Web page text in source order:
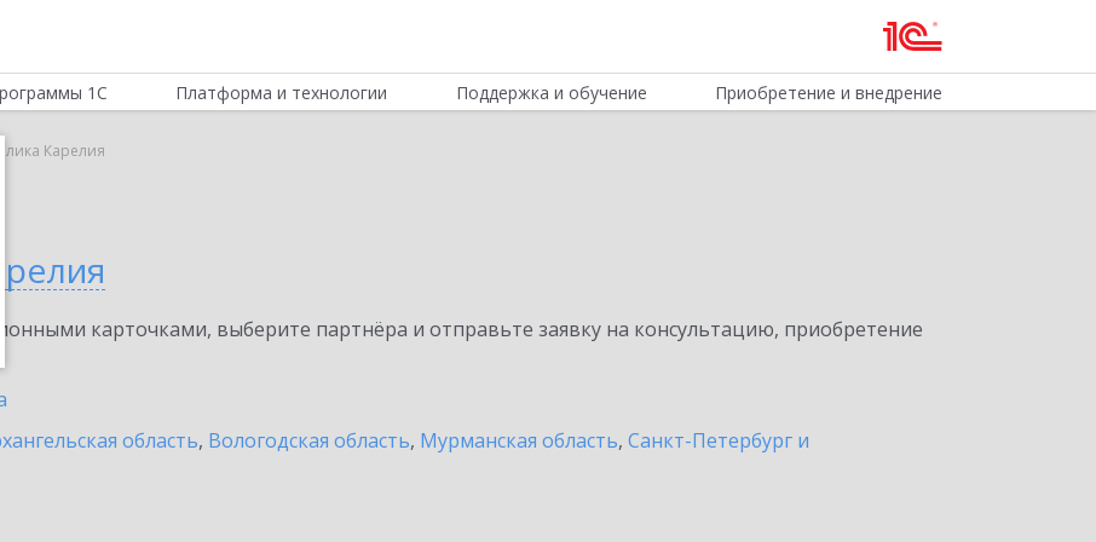
1С Платформа и технологии Поддержка и обучение Приобретение и внедрение
Карелия
карточками, выберите партнёра и отправьте заявку на консультацию, приобретение
область, Вологодская область, Мурманская область, Санкт-Петербург и